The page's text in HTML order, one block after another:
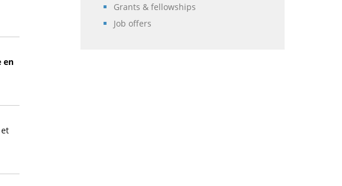
Grants & fellowships
Job offers
en